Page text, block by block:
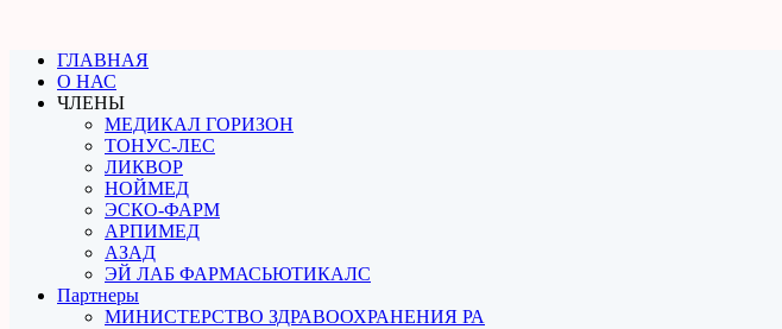
ГЛАВНАЯ
О НАС
ЧЛЕНЫ
МЕДИКАЛ ГОРИЗОН
ТОНУС-ЛЕС
ЛИКВОР
НОЙМЕД
ЭСКО-ФАРМ
АРПИМЕД
АЗАД
ЭЙ ЛАБ ФАРМАСЬЮТИКАЛС
Партнеры
МИНИСТЕРСТВО ЗДРАВООХРАНЕНИЯ РА